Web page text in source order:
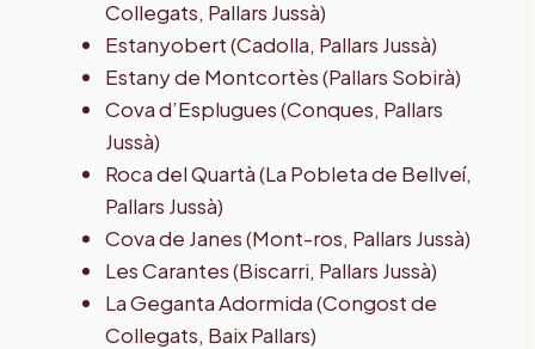
Collegats, Pallars Jussà)
Estanyobert (Cadolla, Pallars Jussà)
Estany de Montcortès (Pallars Sobirà)
Cova d’Esplugues (Conques, Pallars
Jussà)
Roca del Quartà (La Pobleta de Bellveí,
Pallars Jussà)
Cova de Janes (Mont-ros, Pallars Jussà)
Les Carantes (Biscarri, Pallars Jussà)
La Geganta Adormida (Congost de
Collegats, Baix Pallars)